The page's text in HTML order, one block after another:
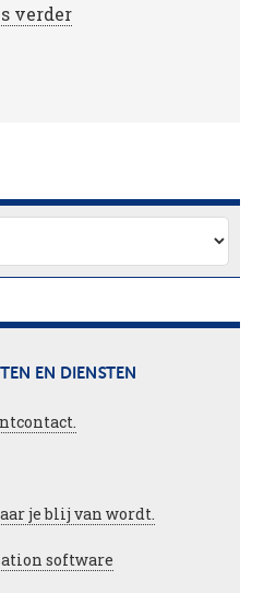
verder
EN DIENSTEN
je blij van wordt.
software